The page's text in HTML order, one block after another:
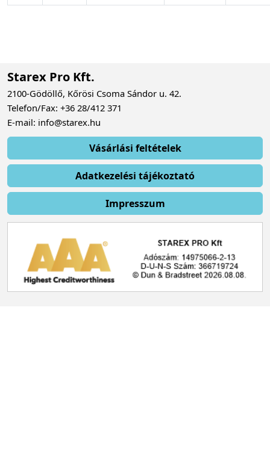
Starex Pro Kft.
2100-Gödöllő, Kőrösi Csoma Sándor u. 42.
Telefon/Fax: +36 28/412 371
E-mail: info@starex.hu
Vásárlási feltételek
Adatkezelési tájékoztató
Impresszum